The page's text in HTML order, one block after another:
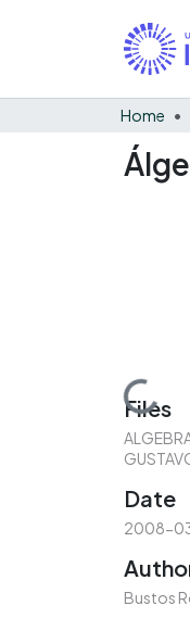
Home
Loading...
Files
Date
2008-
Bustos